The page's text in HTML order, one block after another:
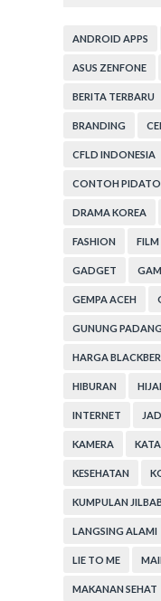
ANDROID APPS
ASUS ZENFONE
BERITA TERBARU
BRANDING
CFLD INDONESIA
CONTOH PIDATO
DRAMA KOREA
FASHION FILM
GADGET
GEMPA ACEH
GUNUNG PADANG
HARGA
HIBURAN
INTERNET
KAMERA
KESEHATAN
KUMPULAN JILBAB
LANGSING ALAMI
LIE TO ME
MAKANAN SEHAT